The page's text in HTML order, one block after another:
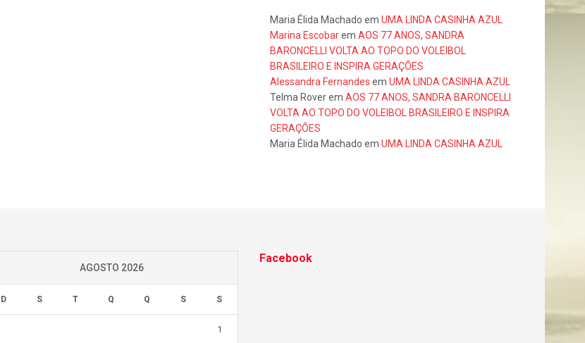
Maria Élida Machado em UMA LINDA CASINHA AZUL
Marina Escobarem AOS 77 ANOS, SANDRA
BARONCELLI VOLTA AO TOPO DO VOLEIBOL
BRASILEIRO E INSPIRA GERAÇÕES
Alessandra Fernandes em UMA LINDA CASINHA AZUL
Telma Roverem AOS 77 ANOS, SANDRA BARONCELLI
VOLTA AO TOPO DO VOLEIBOL BRASILEIRO E INSPIRA
GERAÇÕES
Maria Élida Machado em UMA LINDA CASINHA AZUL
AGOSTO 2026
D S T Q Q S S
1
Facebook